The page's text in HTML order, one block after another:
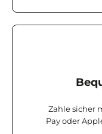
Zahle sicher
Pay oder